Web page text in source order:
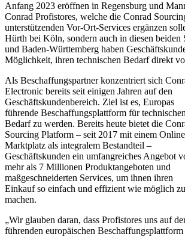
Anfang 2023 eröffnen in Regensburg und
Conrad Profistores, welche die Conrad
unterstützenden Vor-Ort-Services ergänzen
Hürth bei Köln, sondern auch in diesen beiden
und Baden-Württemberg haben
Möglichkeit, ihren technischen Bedarf direkt
Als Beschaffungspartner konzentriert sich
Electronic bereits seit einigen Jahren auf den
Geschäftskundenbereich. Ziel ist es, Europas
führende Beschaffungsplattform für technischen
Bedarf zu werden. Bereits heute bietet die
Sourcing Platform – seit 2017 mit einem
Marktplatz als integralem Bestandteil –
Geschäftskunden ein umfangreiches Angebot
mehr als 7 Millionen Produktangeboten und
maßgeschneiderten Services, um ihnen ihren
Einkauf so einfach und effizient wie möglich zu
machen.
„Wir glauben daran, dass Profistores uns auf
führenden europäischen